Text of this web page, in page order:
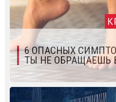
6 ОПАСНЫХ
ТЫ НЕ ОБРАЩАЕШЬ